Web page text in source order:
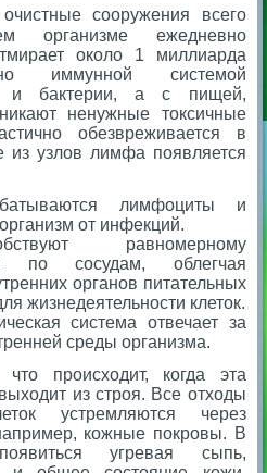
сооружения всего
организме ежедневно
около 1 миллиарда
иммунной системой
и бактерии, а с пищей,
ненужные токсичные
обезвреживается в
узлов лимфа появляется
лимфоциты и
от инфекций.
равномерному
по сосудам, облегчая
органов питательных
жизнедеятельности клеток.
система отвечает за
среды организма.
что происходит, когда эта
из строя. Все отходы
устремляются через
кожные покровы. В
угревая сыпь,